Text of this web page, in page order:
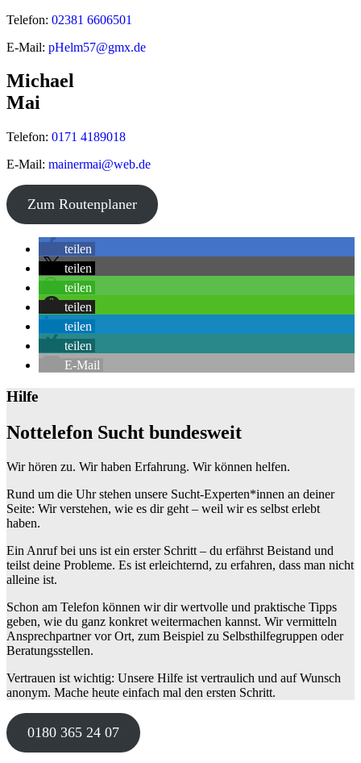
Telefon: 02381 6606501
E-Mail: pHelm57@gmx.de
Michael
Mai
Telefon: 0171 4189018
E-Mail: mainermai@web.de
Zum Routenplaner
teilen
teilen
teilen
teilen
teilen
teilen
E-Mail
Hilfe
Nottelefon Sucht bundesweit
Wir hören zu. Wir haben Erfahrung. Wir können helfen.
Rund um die Uhr stehen unsere Sucht-Experten*innen an deiner
Seite: Wir verstehen, wie es dir geht – weil wir es selbst erlebt
haben.
Ein Anruf bei uns ist ein erster Schritt – du erfährst Beistand und
teilst deine Probleme. Es ist erleichternd, zu erfahren, dass man nicht
alleine ist.
Schon am Telefon können wir dir wertvolle und praktische Tipps
geben, wie du ganz konkret weitermachen kannst. Wir vermitteln
Ansprechpartner vor Ort, zum Beispiel zu Selbsthilfegruppen oder
Beratungsstellen.
Vertrauen ist wichtig: Unsere Hilfe ist vertraulich und auf Wunsch
anonym. Mache heute einfach mal den ersten Schritt.
0180 365 24 07